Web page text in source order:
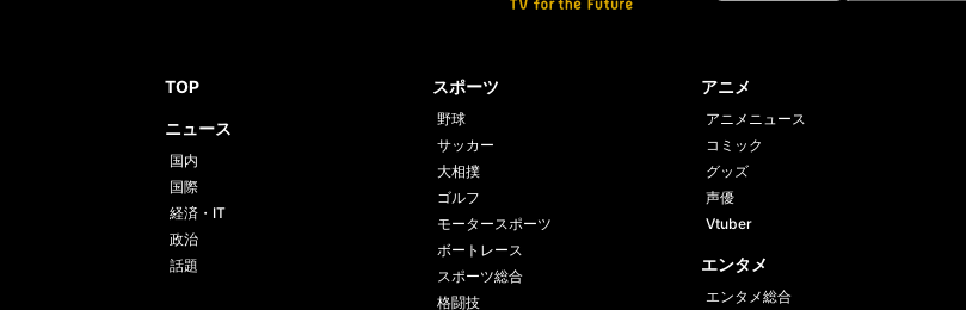
TOP
ニュース
国内
国際
経済・IT
政治
話題
スポーツ
野球
サッカー
大相撲
ゴルフ
モータースポーツ
ボートレース
スポーツ総合
格闘技
アニメ
アニメニュース
コミック
グッズ
声優
Vtuber
エンタメ
エンタメ総合